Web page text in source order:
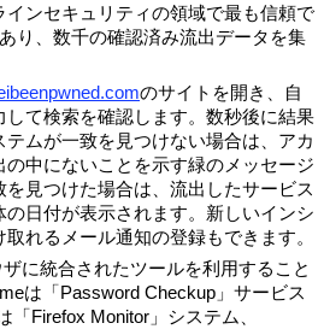
インセキュリティの領域で最も信頼で
り、数千の確認済み流出データを集
のサイトを開き、自
て検索を確認します。数秒後に結果
ムが一致を見つけない場合は、アカ
中にないことを示す緑のメッセージ
見つけた場合は、流出したサービス
日付が表示されます。新しいインシ
れるメール通知の登録もできます。
に統合されたツールを利用すること
は「Password Checkup」サービス
「Firefox Monitor」システム、